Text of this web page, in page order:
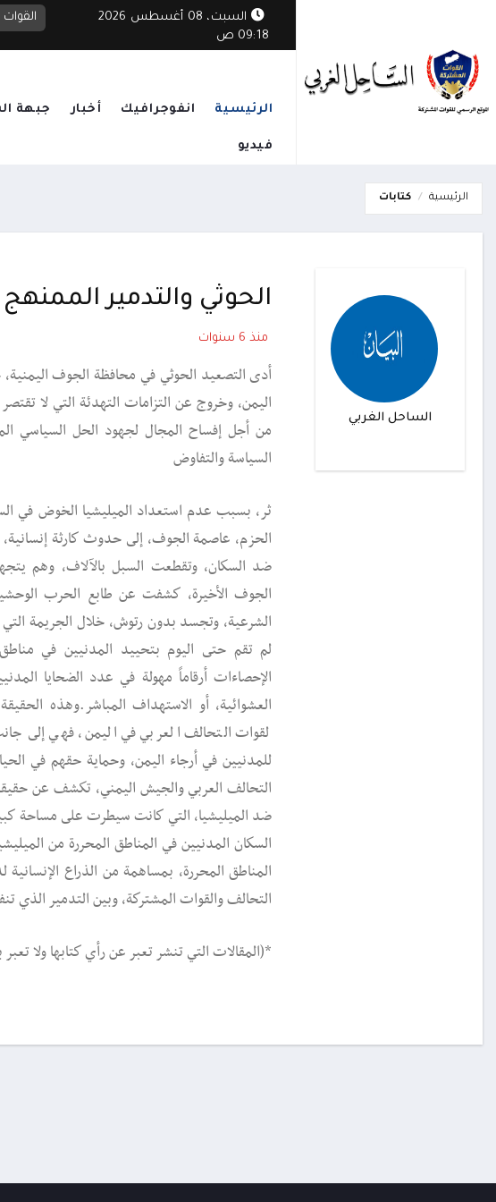
السبت، 08 أغسطس 2026
09:18 ص
الرئيسية انفوجرافيك أخبار جبهة
فيديو
الرئيسية كتابات
الساحل الغربي
الحوثي والتدمير الممنهج
منذ 6 سنوات
أدى التصعيد الحوثي في محافظة الجوف اليمنية،
اليمن، وخروج عن التزامات التهدئة التي لا
من أجل إفساح المجال لجهود الحل السياسي
السياسة والتفاوض
ثر، بسبب عدم استعداد الميليشيا الخوض في
الحزم، عاصمة الجوف، إلى حدوث كارثة
ضد السكان، وتقطعت السبل بالآلاف، وهم
الجوف الأخيرة، كشفت عن طابع الحرب
الشرعية، وتجسد بدون رتوش، خلال الجريمة التي
لم تقم حتى اليوم بتحييد المدنيين في
الإحصاءات أرقاماً مهولة في عدد الضحايا
العشوائية، أو الاستهداف المباشر.وهذه
لقوات التحالف العربي في اليمن، فهي إلى
للمدنيين في أرجاء اليمن، وحماية حقهم في
ضد الميليشيا، التي كانت سيطرت على مساحة
السكان المدنيين في المناطق المحررة من
المناطق المحررة، بمساهمة من الذراع
التحالف والقوات المشتركة، وبين التدمير الذي
*(المقالات التي تنشر تعبر عن رأي كتابها ولا